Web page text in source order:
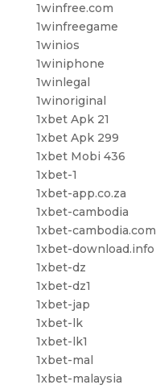
1winfree.com
1winfreegame
1winios
1winiphone
1winlegal
1winoriginal
1xbet Apk 21
1xbet Apk 299
1xbet Mobi 436
1xbet-1
1xbet-app.co.za
1xbet-cambodia
1xbet-cambodia.com
1xbet-download.info
1xbet-dz
1xbet-dz1
1xbet-jap
1xbet-lk
1xbet-lk1
1xbet-mal
1xbet-malaysia